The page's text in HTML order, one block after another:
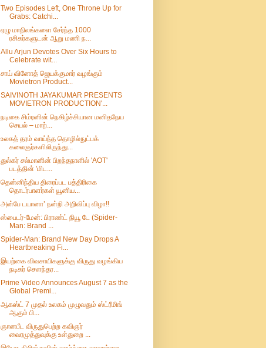
Two Episodes Left, One Throne Up for
Grabs: Catchi...
ஏழு மாநிலங்களை சேர்ந்த 1000
ரசிகர்களுடன் ஆறு மணி ந...
Allu Arjun Devotes Over Six Hours to
Celebrate wit...
சாய் வினோத் ஜெயக்குமார் வழங்கும்
Movietron Product...
SAIVINOTH JAYAKUMAR PRESENTS
MOVIETRON PRODUCTION'...
நடிகை சிம்ரனின் நெகிழ்ச்சியான மனிதநேய
செயல் – மாற்...
உலகத் தரம் வாய்ந்த தொழில்நுட்பக்
கலைஞர்களிலிருந்து...
துல்கர் சல்மானின் பிறந்தநாளில் 'AOT'
படத்தின் 'மிட...
தென்னிந்திய திரைப்பட பத்திரிகை
தொடர்பாளர்கள் யூனிய...
அன்பே டயானா’ நன்றி அறிவிப்பு விழா!!
ஸ்பைடர்-மேன்: பிராண்ட் நியூ டே (Spider-
Man: Brand ...
Spider-Man: Brand New Day Drops A
Heartbreaking Fi...
இயற்கை விவசாயிகளுக்கு விருது வழங்கிய
நடிகர் சௌந்தர...
Prime Video Announces August 7 as the
Global Premi...
ஆகஸ்ட் 7 முதல் உலகம் முழுவதும் ஸ்ட்ரீமிங்
ஆகும் பி...
ஞானபீட விருதுபெற்ற கவிஞர்
வைரமுத்துவுக்கு உள்துறை ...